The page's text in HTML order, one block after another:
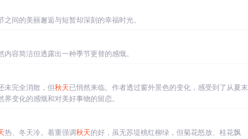
间的美丽邂逅与短暂却深刻的幸福时光。
内容简洁但透露出一种季节更替的感慨。
未完全消散，但秋天已悄然来临。作者透过窗外景色的变化，感受到了从夏末
变化的感慨和对美好事物的留恋。
热、冬天冷。着重强调秋天的好，虽无苏堤桃红柳绿，但菊花怒放、桂花飘